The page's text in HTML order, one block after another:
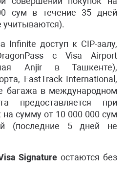
сум в течение 35 дней
учитываются).
Infinite доступ к CIP-залу,
с Visa Airport
Anjir в Ташкенте),
FastTrack International,
багажа в международном
предоставляется при
сумму от 10 000 000 сум
(последние 5 дней не
Signature остаются без